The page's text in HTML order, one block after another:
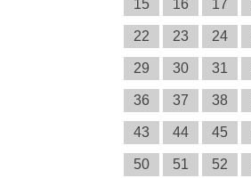
15 16 17
22 23 24
29 30 31
36 37 38
43 44 45
50 51 52